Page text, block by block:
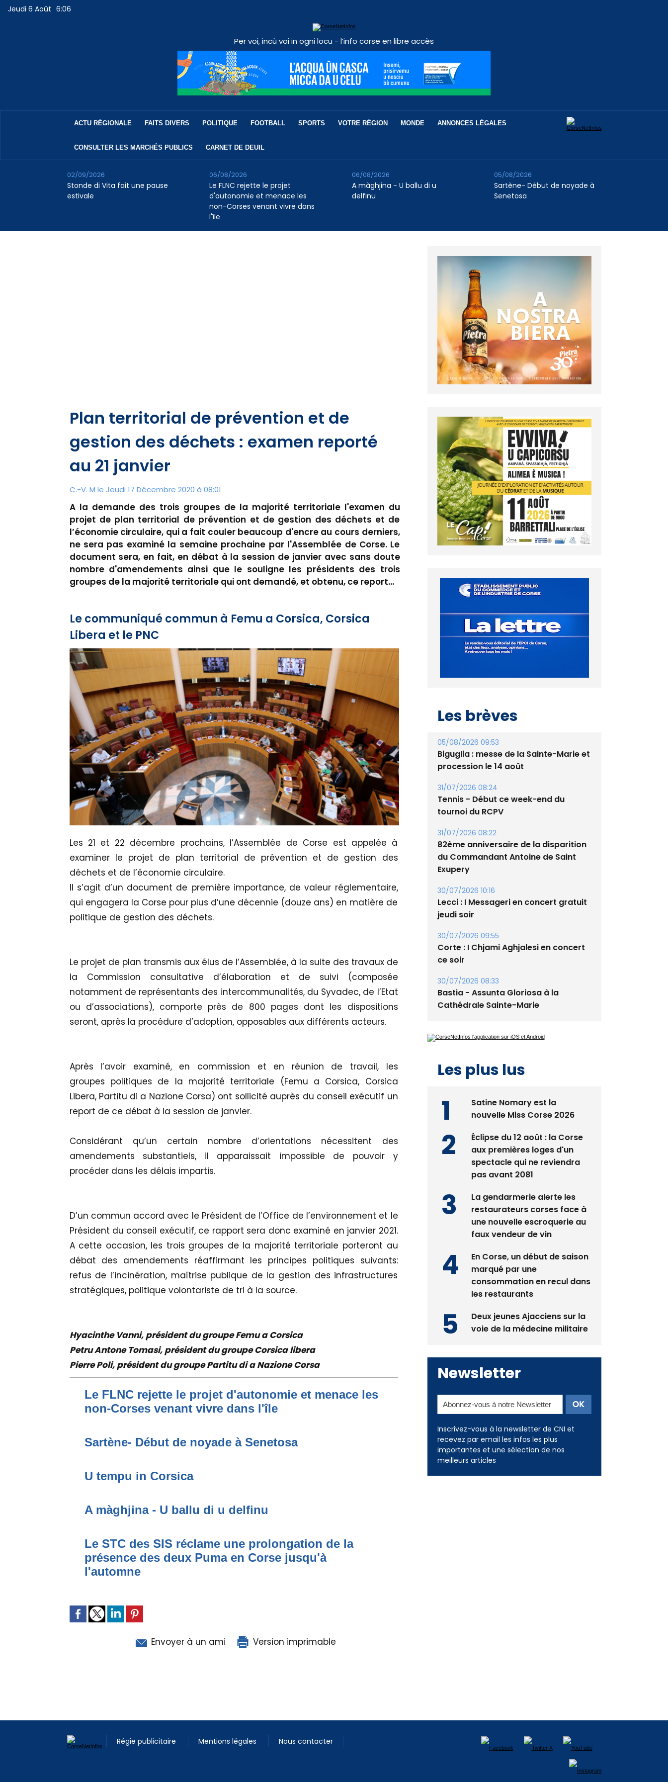
Jeudi 6 Août 6:06
Per voi, incù voi in ogni locu - l’info corse en libre accès
ACTU RÉGIONALE FAITS DIVERS POLITIQUE FOOTBALL SPORTS VOTRE RÉGION MONDE ANNONCES LÉGALES
CONSULTER LES MARCHÉS PUBLICS CARNET DE DEUIL
Stonde di Vita fait une pause
estivale
02/09/2026
Le FLNC rejette le projet
d'autonomie et menace les
non-Corses venant vivre dans
l'île
06/08/2026
A màghjina - U ballu di u
delfinu
06/08/2026
Sartène- Début de noyade à
Senetosa
05/08/2026
Plan territorial de prévention et de
gestion des déchets : examen reporté
au 21 janvier
C.-V. M le Jeudi 17 Décembre 2020 à 08:01
A la demande des trois groupes de la majorité territoriale l'examen du
projet de plan territorial de prévention et de gestion des déchets et de
l’économie circulaire, qui a fait couler beaucoup d'encre au cours derniers,
ne sera pas examiné la semaine prochaine par l'Assemblée de Corse. Le
document sera, en fait, en débat à la session de janvier avec sans doute
nombre d'amendements ainsi que le souligne les présidents des trois
groupes de la majorité territoriale qui ont demandé, et obtenu, ce report...
Le communiqué commun à Femu a Corsica, Corsica
Libera et le PNC
Les 21 et 22 décembre prochains, l’Assemblée de Corse est appelée à
examiner le projet de plan territorial de prévention et de gestion des
déchets et de l’économie circulaire.
Il s’agit d’un document de première importance, de valeur réglementaire,
qui engagera la Corse pour plus d’une décennie (douze ans) en matière de
politique de gestion des déchets.
Le projet de plan transmis aux élus de l’Assemblée, à la suite des travaux de
la Commission consultative d’élaboration et de suivi (composée
notamment de représentants des intercommunalités, du Syvadec, de l’Etat
ou d’associations), comporte près de 800 pages dont les dispositions
seront, après la procédure d’adoption, opposables aux différents acteurs.
Après l’avoir examiné, en commission et en réunion de travail, les
groupes politiques de la majorité territoriale (Femu a Corsica, Corsica
Libera, Partitu di a Nazione Corsa) ont sollicité auprès du conseil exécutif un
report de ce débat à la session de janvier.
Considérant qu’un certain nombre d’orientations nécessitent des
amendements substantiels, il apparaissait impossible de pouvoir y
procéder dans les délais impartis.
D’un commun accord avec le Président de l’Office de l’environnement et le
Président du conseil exécutif, ce rapport sera donc examiné en janvier 2021.
A cette occasion, les trois groupes de la majorité territoriale porteront au
débat des amendements réaffirmant les principes politiques suivants:
refus de l’incinération, maîtrise publique de la gestion des infrastructures
stratégiques, politique volontariste de tri à la source.
Hyacinthe Vanni, président du groupe Femu a Corsica
Petru Antone Tomasi, président du groupe Corsica libera
Pierre Poli, président du groupe Partitu di a Nazione Corsa
Le FLNC rejette le projet d'autonomie et menace les
non-Corses venant vivre dans l'île
Sartène- Début de noyade à Senetosa
U tempu in Corsica
A màghjina - U ballu di u delfinu
Le STC des SIS réclame une prolongation de la
présence des deux Puma en Corse jusqu'à
l'automne
Envoyer à un ami Version imprimable
Les brèves
05/08/2026 09:53
Biguglia : messe de la Sainte-Marie et
procession le 14 août
31/07/2026 08:24
Tennis - Début ce week-end du
tournoi du RCPV
31/07/2026 08:22
82ème anniversaire de la disparition
du Commandant Antoine de Saint
Exupery
30/07/2026 10:16
Lecci : I Messageri en concert gratuit
jeudi soir
30/07/2026 09:55
Corte : I Chjami Aghjalesi en concert
ce soir
30/07/2026 08:33
Bastia - Assunta Gloriosa à la
Cathédrale Sainte-Marie
Les plus lus
Satine Nomary est la
nouvelle Miss Corse 2026
Éclipse du 12 août : la Corse
aux premières loges d'un
spectacle qui ne reviendra
pas avant 2081
La gendarmerie alerte les
restaurateurs corses face à
une nouvelle escroquerie au
faux vendeur de vin
En Corse, un début de saison
marqué par une
consommation en recul dans
les restaurants
Deux jeunes Ajacciens sur la
voie de la médecine militaire
Newsletter
Inscrivez-vous à la newsletter de CNI et
recevez par email les infos les plus
importantes et une sélection de nos
meilleurs articles
Régie publicitaire Mentions légales Nous contacter